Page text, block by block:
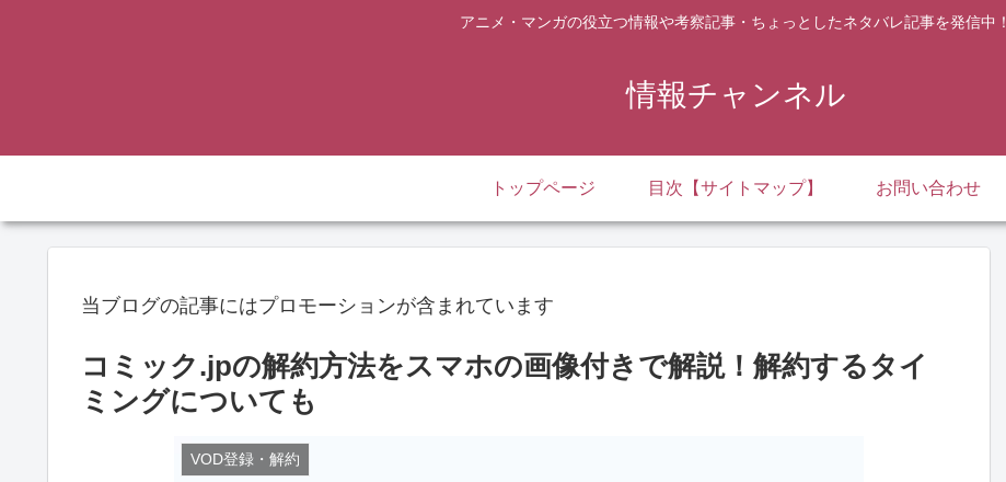
アニメ・マンガの役立つ情報や考察記事・ちょっとしたネタバレ記事を発信中！
情報チャンネル
トップページ 目次【サイトマップ】 お問い合わせ
当ブログの記事にはプロモーションが含まれています
コミック.jpの解約方法をスマホの画像付きで解説！解約するタイ
ミングについても
VOD登録・解約